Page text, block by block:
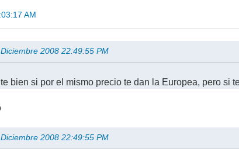
AM
2008 22:49:55 PM
bien si por el mismo precio te dan la Europea, pero si
2008 22:49:55 PM